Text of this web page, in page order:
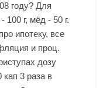
году? Для
100 г, мёд - 50 г.
ипотеку, все
и проц.
дозу
3 раза в